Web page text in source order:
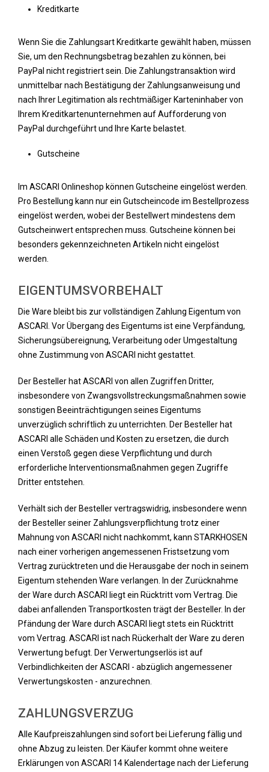
Kreditkarte
Wenn Sie die Zahlungsart Kreditkarte gewählt haben, müssen
Sie, um den Rechnungsbetrag bezahlen zu können, bei
PayPal nicht registriert sein. Die Zahlungstransaktion wird
unmittelbar nach Bestätigung der Zahlungsanweisung und
nach Ihrer Legitimation als rechtmäßiger Karteninhaber von
Ihrem Kreditkartenunternehmen auf Aufforderung von
PayPal durchgeführt und Ihre Karte belastet.
Gutscheine
Im ASCARI Onlineshop können Gutscheine eingelöst werden.
Pro Bestellung kann nur ein Gutscheincode im Bestellprozess
eingelöst werden, wobei der Bestellwert mindestens dem
Gutscheinwert entsprechen muss. Gutscheine können bei
besonders gekennzeichneten Artikeln nicht eingelöst
werden.
EIGENTUMSVORBEHALT
Die Ware bleibt bis zur vollständigen Zahlung Eigentum von
ASCARI. Vor Übergang des Eigentums ist eine Verpfändung,
Sicherungsübereignung, Verarbeitung oder Umgestaltung
ohne Zustimmung von ASCARI nicht gestattet.
Der Besteller hat ASCARI von allen Zugriffen Dritter,
insbesondere von Zwangsvollstreckungsmaßnahmen sowie
sonstigen Beeinträchtigungen seines Eigentums
unverzüglich schriftlich zu unterrichten. Der Besteller hat
ASCARI alle Schäden und Kosten zu ersetzen, die durch
einen Verstoß gegen diese Verpflichtung und durch
erforderliche Interventionsmaßnahmen gegen Zugriffe
Dritter entstehen.
Verhält sich der Besteller vertragswidrig, insbesondere wenn
der Besteller seiner Zahlungsverpflichtung trotz einer
Mahnung von ASCARI nicht nachkommt, kann STARKHOSEN
nach einer vorherigen angemessenen Fristsetzung vom
Vertrag zurücktreten und die Herausgabe der noch in seinem
Eigentum stehenden Ware verlangen. In der Zurücknahme
der Ware durch ASCARI liegt ein Rücktritt vom Vertrag. Die
dabei anfallenden Transportkosten trägt der Besteller. In der
Pfändung der Ware durch ASCARI liegt stets ein Rücktritt
vom Vertrag. ASCARI ist nach Rückerhalt der Ware zu deren
Verwertung befugt. Der Verwertungserlös ist auf
Verbindlichkeiten der ASCARI - abzüglich angemessener
Verwertungskosten - anzurechnen.
ZAHLUNGSVERZUG
Alle Kaufpreiszahlungen sind sofort bei Lieferung fällig und
ohne Abzug zu leisten. Der Käufer kommt ohne weitere
Erklärungen von ASCARI 14 Kalendertage nach der Lieferung